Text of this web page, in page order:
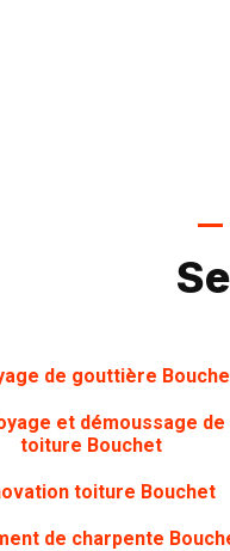
de gouttière
et démoussage de
toiture Bouchet
toiture Bouchet
de charpente